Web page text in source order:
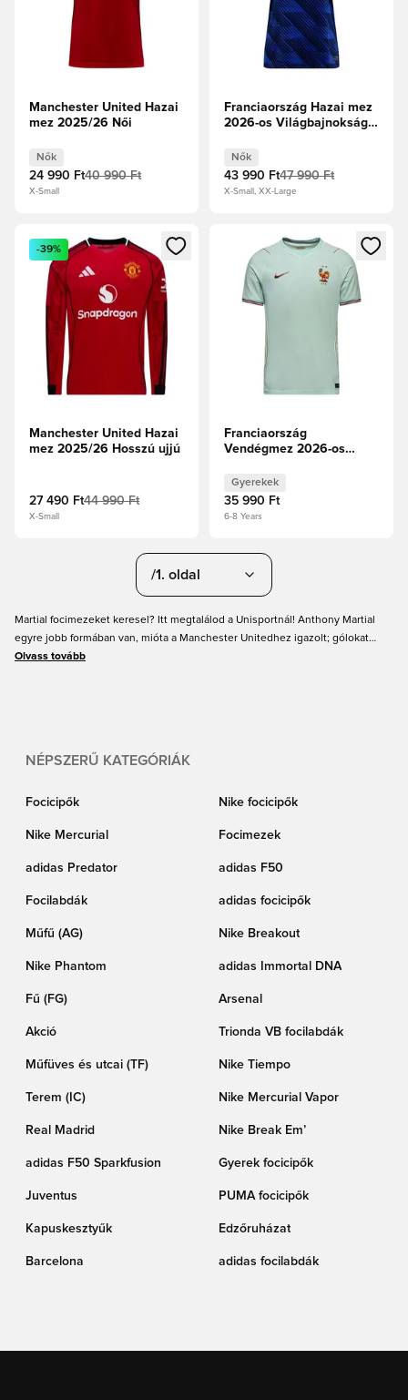
Manchester United Hazai
mez 2025/26 Női
Nők
24 990 Ft40 990 Ft
X-Small
Franciaország Hazai mez
2026-os Világbajnokság
Nők
43 990 Ft47 990 Ft
X-Small, XX-Large
Megnyit egy modált a bejelentkezéshez vagy a tagként
-39%
Manchester United Hazai
mez 2025/26 Hosszú ujjú
27 490 Ft44 990 Ft
X-Small
Megnyit egy modált a
Franciaország
Vendégmez 2026-os
Gyerekek
35 990 Ft
6-8 Years
/1. oldal
Martial focimezeket keresel? Itt megtalálod a Unisportnál! Anthony Martial
egyre jobb formában van, mióta a Manchester Unitedhez igazolt; gólokat
szerez, és rendszeresen meghívót kap a francia válogatottba. Martial mezei
Olvass tovább
NÉPSZERŰ KATEGÓRIÁK
Focicipők Nike focicipők
Nike Mercurial Focimezek
adidas Predator adidas F50
Focilabdák adidas focicipők
Műfű (AG) Nike Breakout
Nike Phantom adidas Immortal DNA
Fű (FG) Arsenal
Akció Trionda VB focilabdák
Műfüves és utcai (TF) Nike Tiempo
Terem (IC) Nike Mercurial Vapor
Real Madrid Nike Break Em’
adidas F50 Sparkfusion Gyerek focicipők
Juventus PUMA focicipők
Kapuskesztyűk Edzőruházat
Barcelona adidas focilabdák